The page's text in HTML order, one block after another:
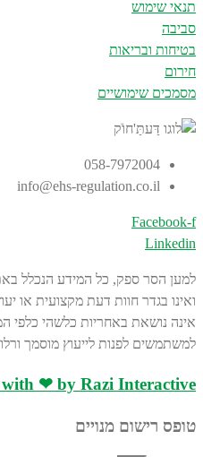
תנאי שימוש
סביבה
בטיחות ובריאות
חירום
מסמכים שימושיים
058-7972004
info@ehs-regulation.co.il
Facebook-f
Linkedin
למען הסר ספק, כל המידע הנכלל
ואינו בגדר חוות דעת מקצועית או
אינה נושאת באחריות כלשהי כלפי
למשתמשים לפנות לייעוץ מוסמך
❤ by Razi Interactive
טופס רישום מנויים